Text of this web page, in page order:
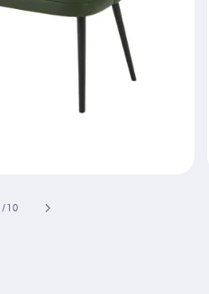
/din
10